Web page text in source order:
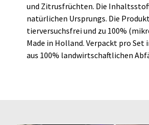
und Zitrusfrüchten. Die
natürlichen Ursprungs. Die
tierversuchsfrei und zu 100%
Made in Holland. Verpackt pro Set
aus 100% landwirtschaftlichen